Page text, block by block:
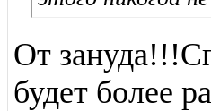
От
будет более